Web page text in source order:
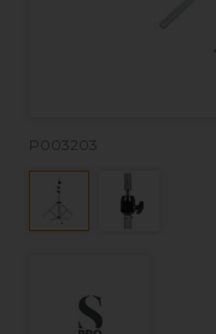
P003203